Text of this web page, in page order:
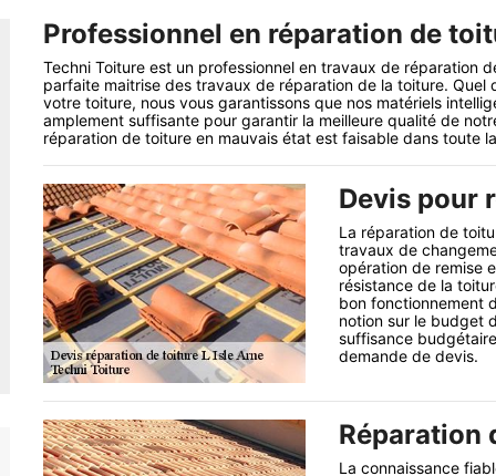
Professionnel en réparation de
Techni Toiture est un professionnel en travaux de réparation
parfaite maitrise des travaux de réparation de la toiture.
votre toiture, nous vous garantissons que nos matériels
amplement suffisante pour garantir la meilleure qualité de
réparation de toiture en mauvais état est faisable dans toute
Devis pour
La réparation de
travaux de
opération de remise
résistance de la
bon fonctionnement
notion sur le budget
suffisance
demande de devis.
Réparation
La connaissance